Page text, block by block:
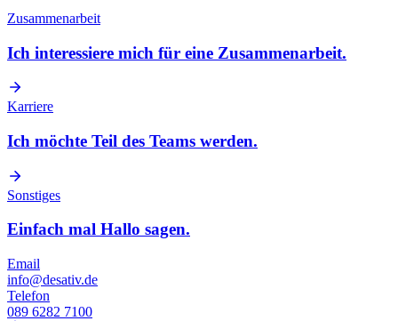
Zusammenarbeit
Ich interessiere mich für eine Zusammenarbeit.
Karriere
Ich möchte Teil des Teams werden.
Sonstiges
Einfach mal Hallo sagen.
Email
info@desativ.de
Telefon
089 6282 7100